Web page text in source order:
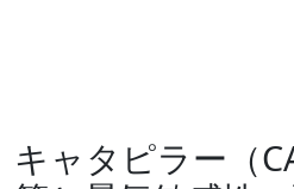
キャタピラー（